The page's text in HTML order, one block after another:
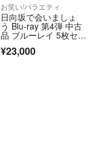
お笑い/バラエティ
日向坂で会いましょ
う Blu-ray 第4弾 中古
品 ブルーレイ 5枚セッ
ト
¥23,000